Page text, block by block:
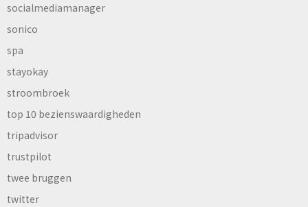
socialmediamanager
sonico
spa
stayokay
stroombroek
top 10 bezienswaardigheden
tripadvisor
trustpilot
twee bruggen
twitter